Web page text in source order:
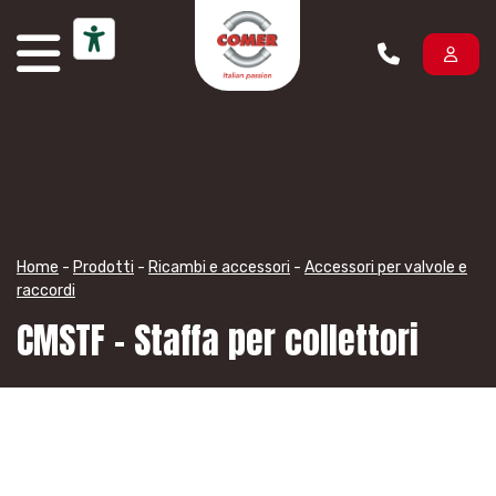
Home - Prodotti - Ricambi e accessori - Accessori per valvole e
raccordi
CMSTF – Staffa per collettori